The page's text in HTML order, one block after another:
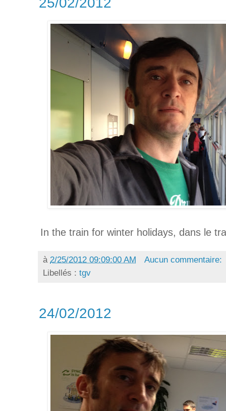
In the train for winter holidays, dans le
à 2/25/2012 09:09:00 AM
Aucun commentaire:
Libellés : tgv
24/02/2012